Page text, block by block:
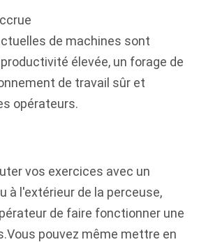
de machines sont
élevée, un forage de
de travail sûr et
opérateurs.
vos exercices avec un
à l'extérieur de la perceuse,
de faire fonctionner une
pouvez même mettre en